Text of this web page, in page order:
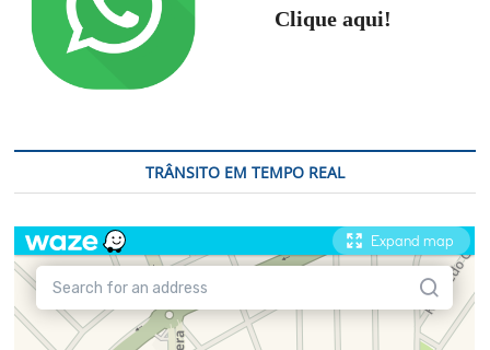
Clique aqui!
TRÂNSITO EM TEMPO REAL